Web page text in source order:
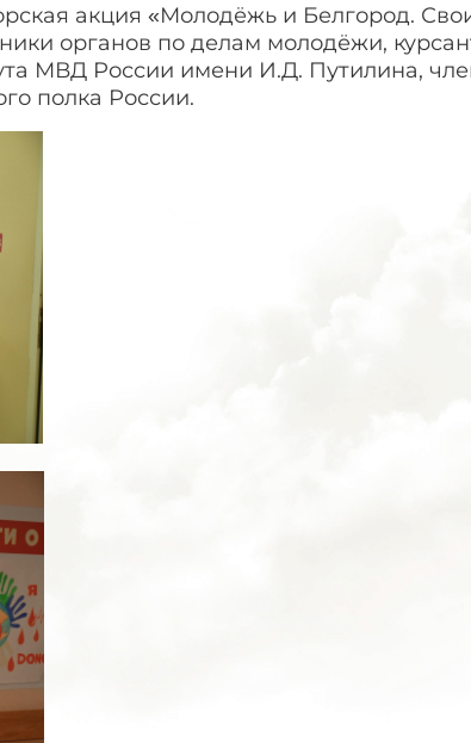
акция «Молодёжь и Белгород.
органов по делам молодёжи,
МВД России имени И.Д. Путилина,
полка России.